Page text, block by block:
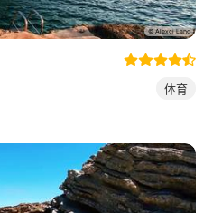
体育